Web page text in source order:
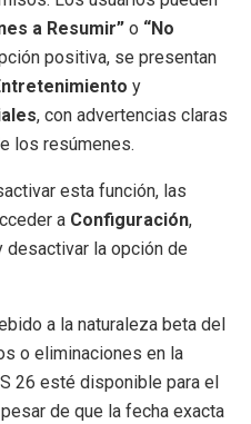
a Resumir” o “No
positiva, se presentan
y
, con advertencias claras
los resúmenes.
esta función, las
a Configuración,
desactivar la opción de
a la naturaleza beta del
o eliminaciones en la
26 esté disponible para el
de que la fecha exacta